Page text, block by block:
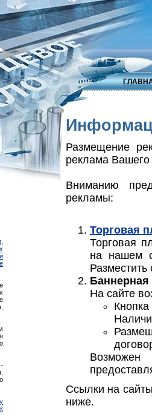
Размещение
реклама Вашего
Вниманию
рекламы:
Торговая
Торговая
на нашем
Баннерная
На сайте
Ссылки на
ниже.